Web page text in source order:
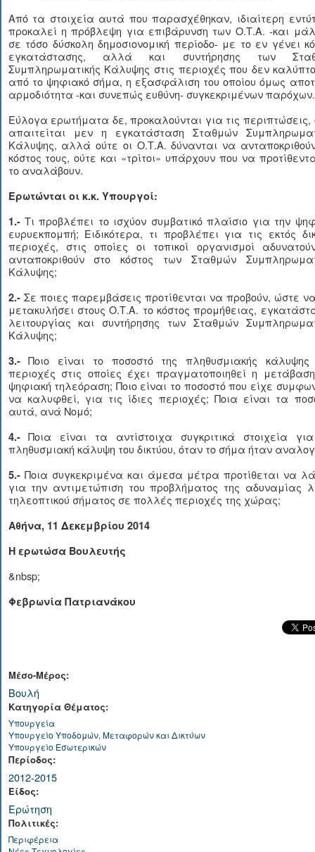
Από τα στοιχεία αυτά που παρασχέθηκαν, ιδιαίτερη
προκαλεί η πρόβλεψη για επιβάρυνση των Ο.Τ.Α. -και
σε τόσο δύσκολη δημοσιονομική περίοδο- με το εν γένει
εγκατάστασης, αλλά και συντήρησης των
Συμπληρωματικής Κάλυψης στις περιοχές που δεν
από το ψηφιακό σήμα, η εξασφάλιση του οποίου όμως
αρμοδιότητα -και συνεπώς ευθύνη- συγκεκριμένων παρόχων.
Εύλογα ερωτήματα δε, προκαλούνται για τις περιπτώσεις,
απαιτείται μεν η εγκατάσταση Σταθμών
Κάλυψης, αλλά ούτε οι Ο.Τ.Α. δύνανται να
κόστος τους, ούτε και «τρίτοι» υπάρχουν που να
το αναλάβουν.
Ερωτώνται οι κ.κ. Υπουργοί:
1.- Τι προβλέπει το ισχύον συμβατικό πλαίσιο για την
ευρυεκπομπή; Ειδικότερα, τι προβλέπει για τις εκτός
περιοχές, στις οποίες οι τοπικοί οργανισμοί
ανταποκριθούν στο κόστος των Σταθμών
Κάλυψης;
2.- Σε ποιες παρεμβάσεις προτίθενται να προβούν, ώστε
μετακυλήσει στους Ο.Τ.Α. το κόστος προμήθειας,
λειτουργίας και συντήρησης των Σταθμών
Κάλυψης;
3.-Ποιο είναι το ποσοστό της πληθυσμιακής κάλυψης
περιοχές στις οποίες έχει πραγματοποιηθεί η
ψηφιακή τηλεόραση; Ποιο είναι το ποσοστό που είχε
να καλυφθεί, για τις ίδιες περιοχές; Ποια είναι τα
αυτά, ανά Νομό;
4.-Ποια είναι τα αντίστοιχα συγκριτικά στοιχεία
πληθυσμιακή κάλυψη του δικτύου, όταν το σήμα ήταν
5.- Ποια συγκεκριμένα και άμεσα μέτρα προτίθεται να
για την αντιμετώπιση του προβλήματος της αδυναμίας
τηλεοπτικού σήματος σε πολλές περιοχές της χώρας;
Αθήνα, 11 Δεκεμβρίου 2014
Η ερωτώσα Βουλευτής
&nbsp;
Φεβρωνία Πατριανάκου
Μέσο-Μέρος:
Βουλή
Κατηγορία Θέματος:
Υπουργεία
Υπουργείο Υποδομών, Μεταφορών και Δικτύων
Υπουργείο Εσωτερικών
Περίοδος:
2012-2015
Είδος:
Ερώτηση
Πολιτικές:
Περιφέρεια